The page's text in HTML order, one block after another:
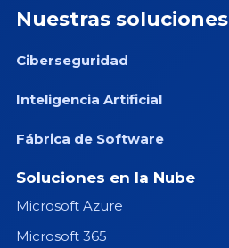
Nuestras soluciones
Ciberseguridad
Inteligencia Artificial
Fábrica de Software
Soluciones en la Nube
Microsoft Azure
Microsoft 365